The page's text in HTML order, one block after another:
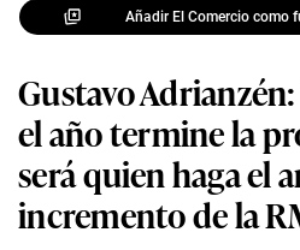
Añadir El Comercio como
Gustavo
el año termine la
será quien haga el
incremento de la